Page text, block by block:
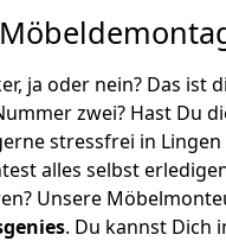
ja oder nein? Das ist
zwei? Hast Du
stressfrei in Lingen
alles selbst
Unsere
. Du kannst Dich